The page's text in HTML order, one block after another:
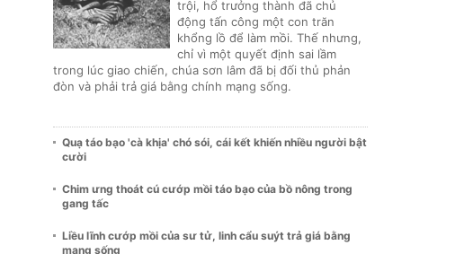
trội, hổ trưởng thành đã chủ
động tấn công một con trăn
khổng lồ để làm mồi. Thế nhưng,
chỉ vì một quyết định sai lầm
trong lúc giao chiến, chúa sơn lâm đã bị đối thủ phản
đòn và phải trả giá bằng chính mạng sống.
Quạ táo bạo 'cà khịa' chó sói, cái kết khiến nhiều người bật
cười
Chim ưng thoát cú cướp mồi táo bạo của bồ nông trong
gang tấc
Liều lĩnh cướp mồi của sư tử, linh cẩu suýt trả giá bằng
mạng sống